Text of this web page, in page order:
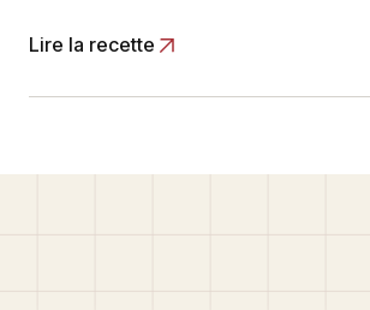
Lire la recette